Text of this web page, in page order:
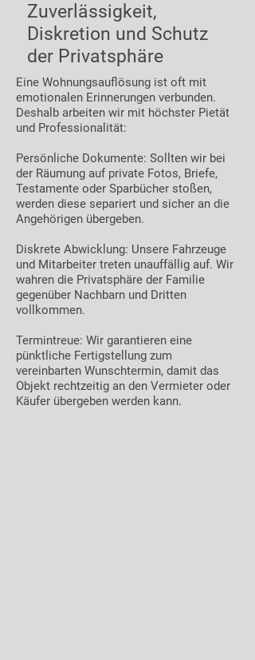
Zuverlässigkeit,
Diskretion und Schutz
der Privatsphäre
Eine Wohnungsauflösung ist oft mit
emotionalen Erinnerungen verbunden.
Deshalb arbeiten wir mit höchster Pietät
und Professionalität:
Persönliche Dokumente: Sollten wir bei
der Räumung auf private Fotos, Briefe,
Testamente oder Sparbücher stoßen,
werden diese separiert und sicher an die
Angehörigen übergeben.
Diskrete Abwicklung: Unsere Fahrzeuge
und Mitarbeiter treten unauffällig auf. Wir
wahren die Privatsphäre der Familie
gegenüber Nachbarn und Dritten
vollkommen.
Termintreue: Wir garantieren eine
pünktliche Fertigstellung zum
vereinbarten Wunschtermin, damit das
Objekt rechtzeitig an den Vermieter oder
Käufer übergeben werden kann.